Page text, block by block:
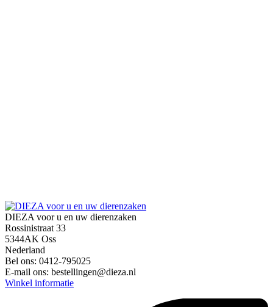
DIEZA voor u en uw dierenzaken
Rossinistraat 33
5344AK Oss
Nederland
Bel ons: 0412-795025
E-mail ons: bestellingen@dieza.nl
Winkel informatie